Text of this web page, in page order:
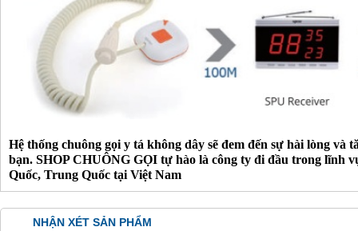
Hệ thống chuông gọi y tá không dây sẽ đem đến sự hài lòng và
bạn. SHOP CHUÔNG GỌI tự hào là công ty đi đầu trong lĩnh
Quốc, Trung Quốc tại Việt Nam
NHẬN XÉT SẢN PHẨM